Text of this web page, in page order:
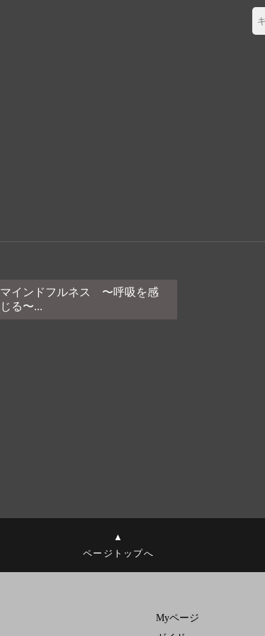
マインドフルネス 〜呼吸を感
じる〜...
▲
ページトップへ
Myページ